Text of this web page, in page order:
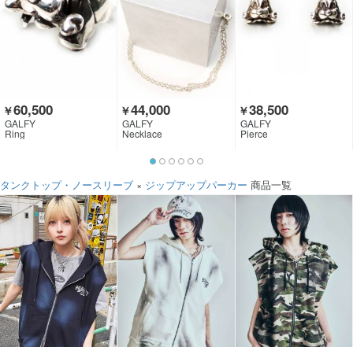
￥60,500
GALFY
Ring
￥44,000
GALFY
Necklace
￥38,500
GALFY
Pierce
タンクトップ・ノースリーブ × ジップアップパーカー 商品一覧